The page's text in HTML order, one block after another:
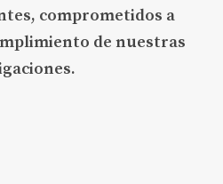
comprometidos a
de nuestras